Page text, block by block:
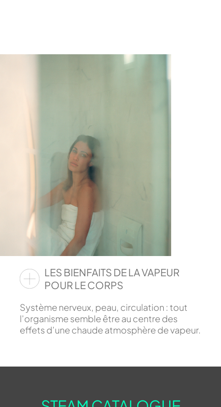
LES BIENFAITS DE LA VAPEUR
POUR LE CORPS
Système nerveux, peau, circulation : tout
l’organisme semble être au centre des
effets d’une chaude atmosphère de vapeur.